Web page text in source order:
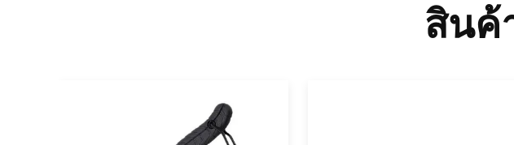
สินค้